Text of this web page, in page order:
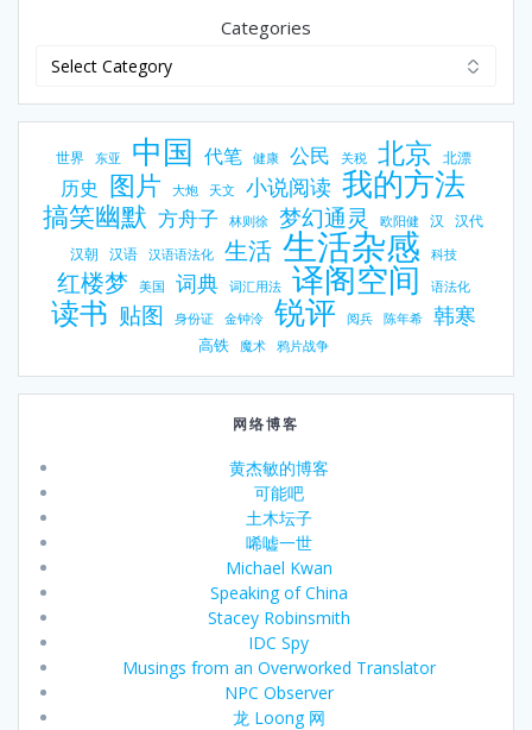
Categories
世界 东亚 中国 代笔 健康 公民 关税 北京 北漂
历史 图片 大炮 天文 小说阅读 我的方法
搞笑幽默 方舟子 林则徐 梦幻通灵 欧阳健 汉 汉代
汉朝 汉语 汉语语法化 生活 生活杂感 科技
红楼梦 美国 词典 词汇用法 译阁空间 语法化
读书 贴图 身份证 金钟泠 锐评 阅兵 陈年希 韩寒
高铁 魔术 鸦片战争
网络博客
黄杰敏的博客
可能吧
土木坛子
唏嘘一世
Michael Kwan
Speaking of China
Stacey Robinsmith
IDC Spy
Musings from an Overworked Translator
NPC Observer
龙 Loong 网